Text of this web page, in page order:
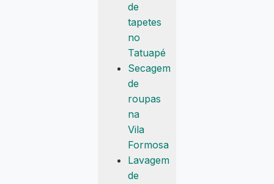
de
tapetes
no
Tatuapé
Secagem
de
roupas
na
Vila
Formosa
Lavagem
de